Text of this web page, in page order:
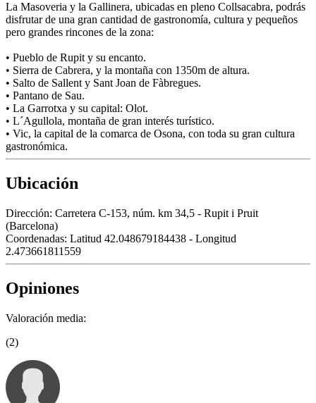
La Masoveria y la Gallinera, ubicadas en pleno Collsacabra, podrás
disfrutar de una gran cantidad de gastronomía, cultura y pequeños
pero grandes rincones de la zona:
• Pueblo de Rupit y su encanto.
• Sierra de Cabrera, y la montaña con 1350m de altura.
• Salto de Sallent y Sant Joan de Fàbregues.
• Pantano de Sau.
• La Garrotxa y su capital: Olot.
• L´Agullola, montaña de gran interés turístico.
• Vic, la capital de la comarca de Osona, con toda su gran cultura
gastronómica.
Ubicación
Dirección: Carretera C-153, núm. km 34,5 - Rupit i Pruit
(Barcelona)
Coordenadas: Latitud 42.048679184438 - Longitud
2.473661811559
Opiniones
Valoración media:
(2)